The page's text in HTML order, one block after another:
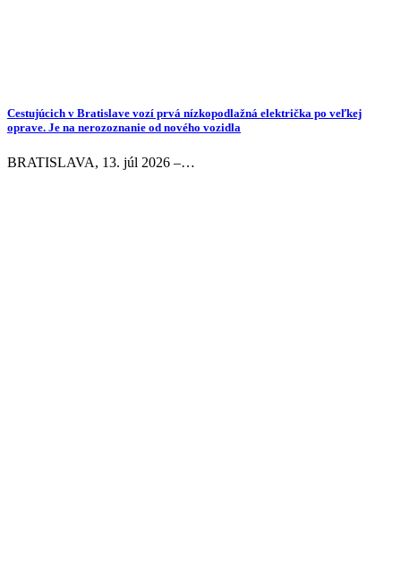
Cestujúcich v Bratislave vozí prvá nízkopodlažná električka po veľkej
oprave. Je na nerozoznanie od nového vozidla
BRATISLAVA, 13. júl 2026 –…